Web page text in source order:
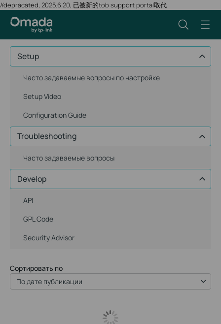
//depracated, 2025.6.20, 已被新的tob support portal取代
Setup
Часто задаваемые вопросы по настройке
Setup Video
Configuration Guide
Troubleshooting
Часто задаваемые вопросы
Develop
API
GPL Code
Security Advisor
Сортировать по
По дате публикации